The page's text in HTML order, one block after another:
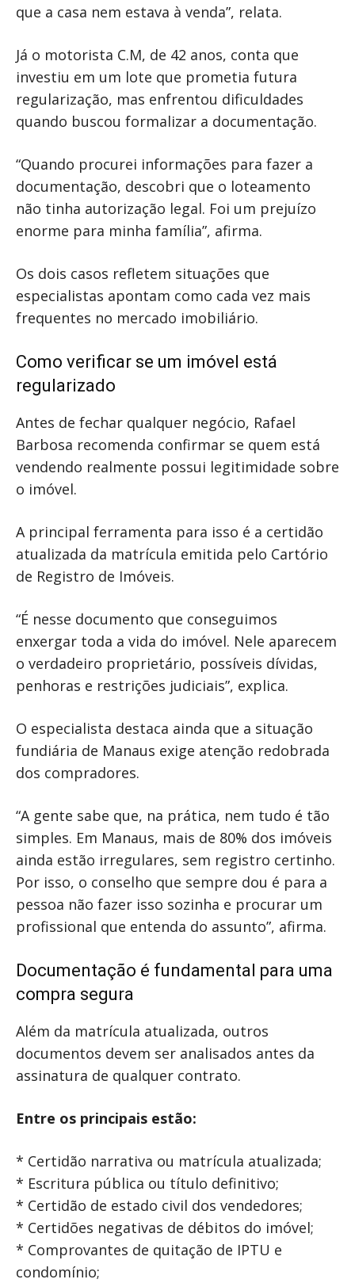
que a casa nem estava à venda”, relata.
Já o motorista C.M, de 42 anos, conta que
investiu em um lote que prometia futura
regularização, mas enfrentou dificuldades
quando buscou formalizar a documentação.
“Quando procurei informações para fazer a
documentação, descobri que o loteamento
não tinha autorização legal. Foi um prejuízo
enorme para minha família”, afirma.
Os dois casos refletem situações que
especialistas apontam como cada vez mais
frequentes no mercado imobiliário.
Como verificar se um imóvel está
regularizado
Antes de fechar qualquer negócio, Rafael
Barbosa recomenda confirmar se quem está
vendendo realmente possui legitimidade sobre
o imóvel.
A principal ferramenta para isso é a certidão
atualizada da matrícula emitida pelo Cartório
de Registro de Imóveis.
“É nesse documento que conseguimos
enxergar toda a vida do imóvel. Nele aparecem
o verdadeiro proprietário, possíveis dívidas,
penhoras e restrições judiciais”, explica.
O especialista destaca ainda que a situação
fundiária de Manaus exige atenção redobrada
dos compradores.
“A gente sabe que, na prática, nem tudo é tão
simples. Em Manaus, mais de 80% dos imóveis
ainda estão irregulares, sem registro certinho.
Por isso, o conselho que sempre dou é para a
pessoa não fazer isso sozinha e procurar um
profissional que entenda do assunto”, afirma.
Documentação é fundamental para uma
compra segura
Além da matrícula atualizada, outros
documentos devem ser analisados antes da
assinatura de qualquer contrato.
Entre os principais estão:
* Certidão narrativa ou matrícula atualizada;
* Escritura pública ou título definitivo;
* Certidão de estado civil dos vendedores;
* Certidões negativas de débitos do imóvel;
* Comprovantes de quitação de IPTU e
condomínio;